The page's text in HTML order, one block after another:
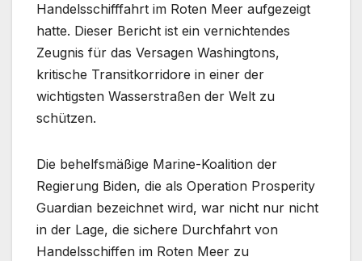
Handelsschifffahrt im Roten Meer aufgezeigt
hatte. Dieser Bericht ist ein vernichtendes
Zeugnis für das Versagen Washingtons,
kritische Transitkorridore in einer der
wichtigsten Wasserstraßen der Welt zu
schützen.
Die behelfsmäßige Marine-Koalition der
Regierung Biden, die als Operation Prosperity
Guardian bezeichnet wird, war nicht nur nicht
in der Lage, die sichere Durchfahrt von
Handelsschiffen im Roten Meer zu